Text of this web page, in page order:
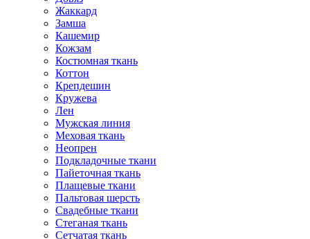
Жаккард
Замша
Кашемир
Кожзам
Костюмная ткань
Коттон
Крепдешин
Кружева
Лен
Мужская линия
Меховая ткань
Неопрен
Подкладочные ткани
Пайеточная ткань
Плащевые ткани
Пальтовая шерсть
Свадебные ткани
Стеганая ткань
Сетчатая ткань